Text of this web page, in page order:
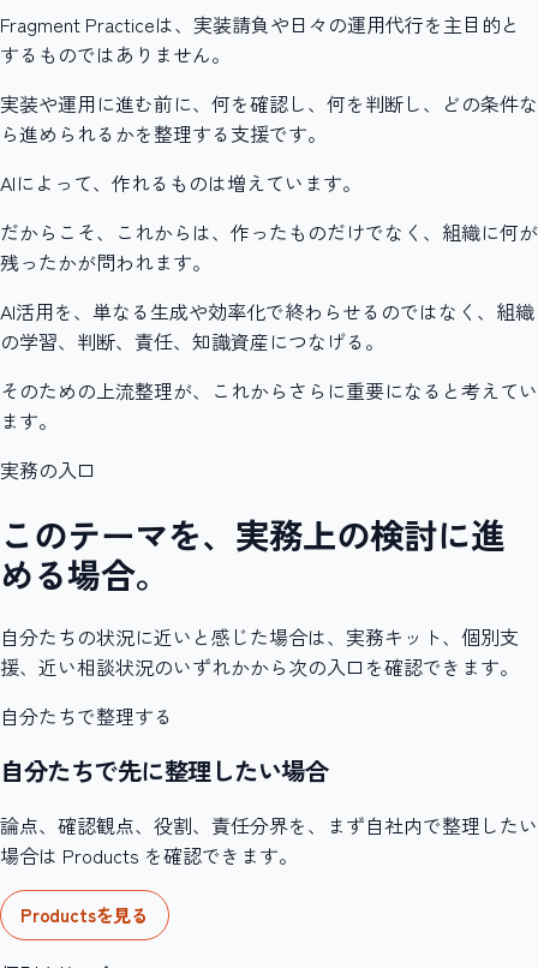
Fragment Practiceは、実装請負や日々の運用代行を主目的と
するものではありません。
実装や運用に進む前に、何を確認し、何を判断し、どの条件な
ら進められるかを整理する支援です。
AIによって、作れるものは増えています。
だからこそ、これからは、作ったものだけでなく、組織に何が
残ったかが問われます。
AI活用を、単なる生成や効率化で終わらせるのではなく、組織
の学習、判断、責任、知識資産につなげる。
そのための上流整理が、これからさらに重要になると考えてい
ます。
実務の入口
このテーマを、実務上の検討に進
める場合。
自分たちの状況に近いと感じた場合は、実務キット、個別支
援、近い相談状況のいずれかから次の入口を確認できます。
自分たちで整理する
自分たちで先に整理したい場合
論点、確認観点、役割、責任分界を、まず自社内で整理したい
場合は Products を確認できます。
Productsを見る